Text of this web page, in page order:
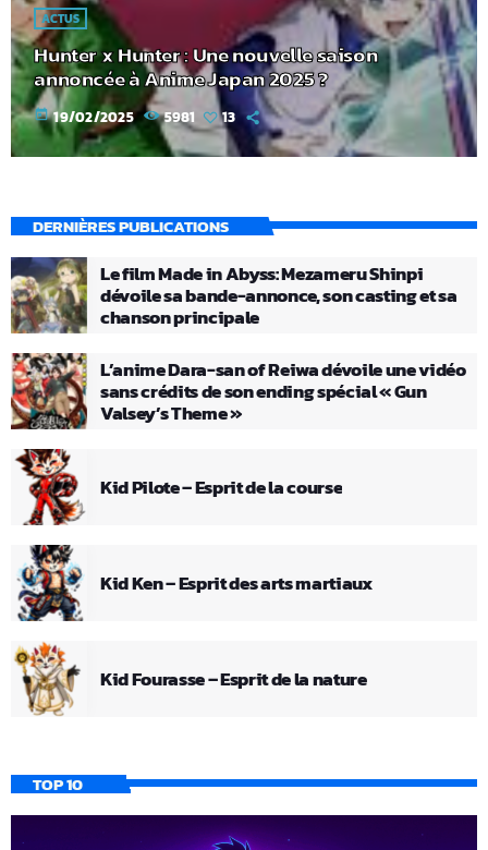
ACTUS
Hunter x Hunter : Une nouvelle saison
annoncée à Anime Japan 2025 ?
today 19/02/2025 5981 13
DERNIÈRES PUBLICATIONS
Le film Made in Abyss: Mezameru Shinpi
dévoile sa bande-annonce, son casting et sa
chanson principale
L’anime Dara-san of Reiwa dévoile une vidéo
sans crédits de son ending spécial « Gun
Valsey’s Theme »
Kid Pilote – Esprit de la course
Kid Ken – Esprit des arts martiaux
Kid Fourasse – Esprit de la nature
TOP 10